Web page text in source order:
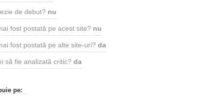
de debut? nu
fost postată pe acest site? nu
fost postată pe alte site-uri? da
să fie analizată critic? da
pe: